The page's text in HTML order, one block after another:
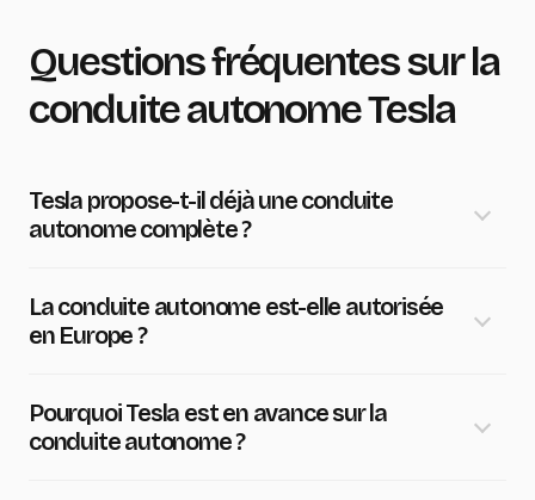
Questions fréquentes sur la
conduite autonome Tesla
Tesla propose-t-il déjà une conduite
autonome complète ?
La conduite autonome est-elle autorisée
en Europe ?
Pourquoi Tesla est en avance sur la
conduite autonome ?